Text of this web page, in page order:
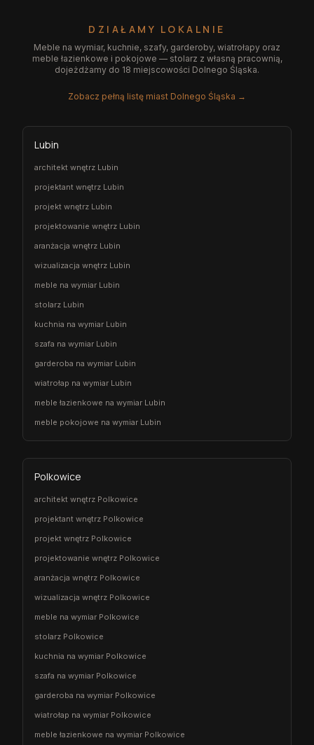
DZIAŁAMY LOKALNIE
Meble na wymiar, kuchnie, szafy, garderoby, wiatrołapy oraz
meble łazienkowe i pokojowe — stolarz z własną pracownią,
dojeżdżamy do 18 miejscowości Dolnego Śląska.
Zobacz pełną listę miast Dolnego Śląska →
Lubin
architekt wnętrz Lubin
projektant wnętrz Lubin
projekt wnętrz Lubin
projektowanie wnętrz Lubin
aranżacja wnętrz Lubin
wizualizacja wnętrz Lubin
meble na wymiar Lubin
stolarz Lubin
kuchnia na wymiar Lubin
szafa na wymiar Lubin
garderoba na wymiar Lubin
wiatrołap na wymiar Lubin
meble łazienkowe na wymiar Lubin
meble pokojowe na wymiar Lubin
Polkowice
architekt wnętrz Polkowice
projektant wnętrz Polkowice
projekt wnętrz Polkowice
projektowanie wnętrz Polkowice
aranżacja wnętrz Polkowice
wizualizacja wnętrz Polkowice
meble na wymiar Polkowice
stolarz Polkowice
kuchnia na wymiar Polkowice
szafa na wymiar Polkowice
garderoba na wymiar Polkowice
wiatrołap na wymiar Polkowice
meble łazienkowe na wymiar Polkowice